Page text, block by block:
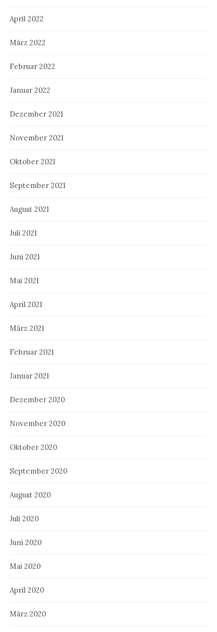
April 2022
März 2022
Februar 2022
Januar 2022
Dezember 2021
November 2021
Oktober 2021
September 2021
August 2021
Juli 2021
Juni 2021
Mai 2021
April 2021
März 2021
Februar 2021
Januar 2021
Dezember 2020
November 2020
Oktober 2020
September 2020
August 2020
Juli 2020
Juni 2020
Mai 2020
April 2020
März 2020